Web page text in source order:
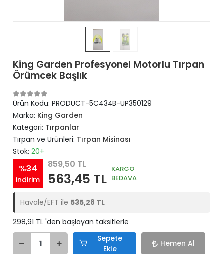
King Garden Profesyonel Motorlu Tırpan
Örümcek Başlık
Ürün Kodu: PRODUCT-5C434B-UP350129
Marka: King Garden
Kategori: Tırpanlar
Tırpan ve Ürünleri: Tırpan Misinası
Stok: 20+
%34
indirim
859,50 TL
563,45 TL
KARGO
BEDAVA
Havale/EFT ile 535,28 TL
298,91 TL 'den başlayan taksitlerle
Sepete
Ekle
Hemen Al